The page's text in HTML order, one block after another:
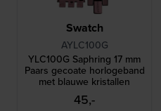
Swatch
AYLC100G
YLC100G Saphring 17 mm
Paars gecoate horlogeband
met blauwe kristallen
45,-